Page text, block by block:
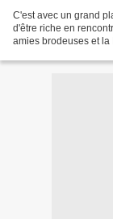
C'est avec un grand
d'être riche en
amies brodeuses et la